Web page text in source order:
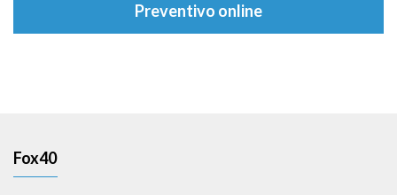
Preventivo online
Fox40